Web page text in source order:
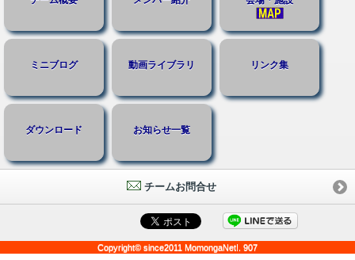
ミニブログ 動画ライブラリ リンク集
ダウンロード お知らせ一覧
チームお問合せ
Copyright© since2011 MomongaNet!. 907